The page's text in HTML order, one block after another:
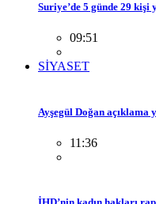
Suriye’de 5 günde 29 kişi
09:51
SİYASET
Ayşegül Doğan açıklama
11:36